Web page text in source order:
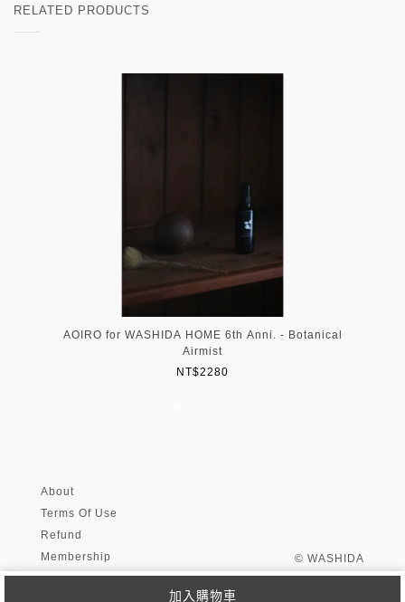
加入購物車
RELATED PRODUCTS
AOIRO for WASHIDA HOME 6th Anni. - Botanical
Airmist
NT$2280
About
Terms Of Use
Refund
Membership
© WASHIDA